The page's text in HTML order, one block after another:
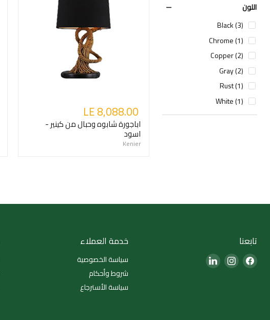
اللون
Black (3)
Chrome (1)
Copper (2)
Gray (2)
Rust (1)
White (1)
LE 8,088.00
اباجورة شابوه وحبال من كينير -
اسود
Kenier
تابعنا
Find
us
Find
us
Find
خدمة العملاء
سياسة الخصوصية
شروط وأحكام
سياسة الأسترجاع